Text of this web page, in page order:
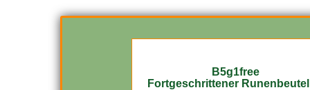
B5g1free
Fortgeschrittener Runenbeutel